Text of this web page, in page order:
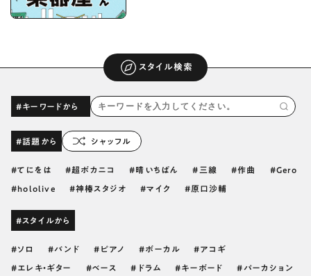
スタイル検索
#キーワードから
#話題から シャッフル
てにをは 超ボカニコ 晴いちばん 三線 作曲 Gero
hololive 神椿スタジオ マイク 原口沙輔
#スタイルから
ソロ バンド ピアノ ボーカル アコギ
エレキ・ギター ベース ドラム キーボード パーカション